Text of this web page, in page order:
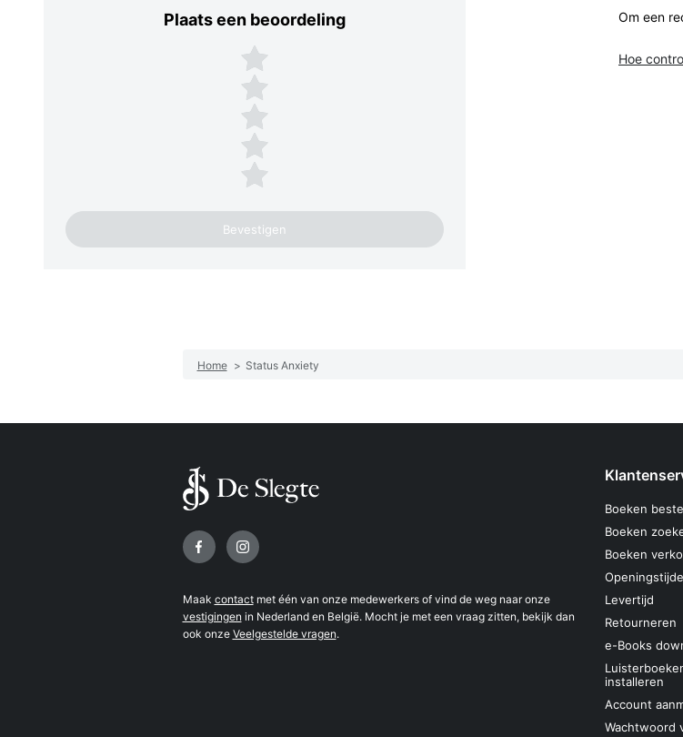
Plaats een beoordeling
Plaats een beoordeling
5 sterren
4 sterren
3 sterren
2 sterren
1 ster
Om een
Hoe
Home > Status Anxiety
Volg ons op
Maak contactmet één van onze medewerkers of vind de weg naar onze
vestigingen in Nederland en België. Mocht je met een vraag zitten, bekijk dan
ook onze Veelgestelde vragen.
Boeken
Boeken
Boeken
Levertijd
Retourneren
e-Books
installeren
Account
Wachtwoord